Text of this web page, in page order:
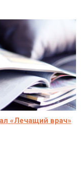
«Лечащий врач»